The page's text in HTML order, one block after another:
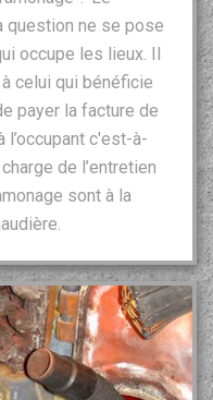
question ne se pose
occupe les lieux. Il
celui qui bénéficie
payer la facture de
l’occupant c'est-à-
de l’entretien
sont à la